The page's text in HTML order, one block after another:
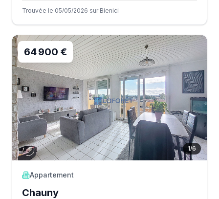
Trouvée le 05/05/2026 sur Bienici
1/6
64 900 €
Appartement
Chauny